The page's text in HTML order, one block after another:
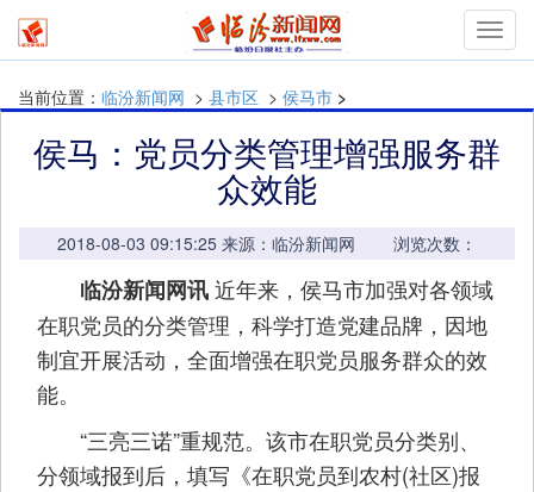
当前位置： 临汾新闻网 > 县市区 > 侯马市 >
侯马：党员分类管理增强服务群
众效能
2018-08-03 09:15:25 来源：临汾新闻网 浏览次数：
临汾新闻网讯近年来，侯马市加强对各领域
在职党员的分类管理，科学打造党建品牌，因地
制宜开展活动，全面增强在职党员服务群众的效
能。
“三亮三诺”重规范。该市在职党员分类别、
分领域报到后，填写《在职党员到农村(社区)报